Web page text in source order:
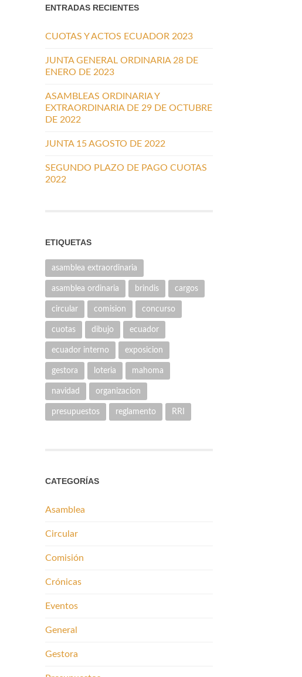
ENTRADAS RECIENTES
CUOTAS Y ACTOS ECUADOR 2023
JUNTA GENERAL ORDINARIA 28 DE
ENERO DE 2023
ASAMBLEAS ORDINARIA Y
EXTRAORDINARIA DE 29 DE OCTUBRE
DE 2022
JUNTA 15 AGOSTO DE 2022
SEGUNDO PLAZO DE PAGO CUOTAS
2022
ETIQUETAS
asamblea extraordinaria
asamblea ordinaria brindis cargos
circular comision concurso
cuotas dibujo ecuador
ecuador interno exposicion
gestora loteria mahoma
navidad organizacion
presupuestos reglamento RRI
CATEGORÍAS
Asamblea
Circular
Comisión
Crónicas
Eventos
General
Gestora